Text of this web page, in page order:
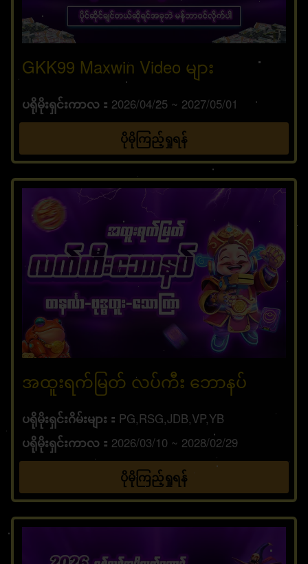
GKK99 Maxwin Video များ
ပရိုမိုးရှင်းကာလ 2026/04/25 ~ 2027/05/01
ပိုမိုကြည့်ရှုရန်
အထူးရက်မြတ် လပ်ကီး ဘောနပ်
ပရိုမိုးရှင်းဂိမ်းများ
PG,RSG,JDB,VP,YB
ပရိုမိုးရှင်းကာလ
2026/03/10 ~ 2028/02/29
ပိုမိုကြည့်ရှုရန်